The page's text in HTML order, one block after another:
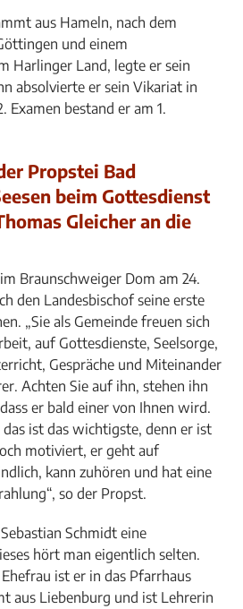
aus Hameln, nach dem
und einem
Harlinger Land, legte er sein
absolvierte er sein Vikariat in
Examen bestand er am 1.
Propstei Bad
beim Gottesdienst
Gleicher an die
Braunschweiger Dom am 24.
den Landesbischof seine erste
„Sie als Gemeinde freuen sich
auf Gottesdienste, Seelsorge,
Gespräche und Miteinander
Achten Sie auf ihn, stehen ihn
er bald einer von Ihnen wird.
ist das wichtigste, denn er ist
motiviert, er geht auf
kann zuhören und hat eine
so der Propst.
Schmidt eine
hört man eigentlich selten.
ist er in das Pfarrhaus
aus Liebenburg und ist Lehrerin